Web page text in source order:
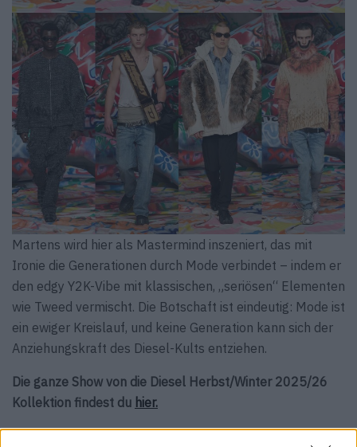
Martens wird hier als Mastermind inszeniert, das mit
Ironie die Generationen durch Mode verbindet – indem er
den edgy Y2K-Vibe mit klassischen, „seriösen“ Elementen
wie Tweed vermischt. Die Botschaft ist eindeutig: Mode ist
ein ewiger Kreislauf, und keine Generation kann sich der
Anziehungskraft des Diesel-Kults entziehen.
Die ganze Show von die Diesel Herbst/Winter 2025/26
Kollektion findest du hier.